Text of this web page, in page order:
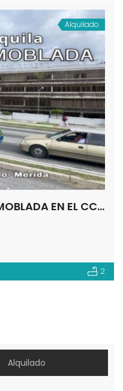
Alquilado
EN ALQUILER OFICINA AMOBLADA EN EL CC LAS TAPIAS MÉRIDA – VENEZUELA
2
Alquilado